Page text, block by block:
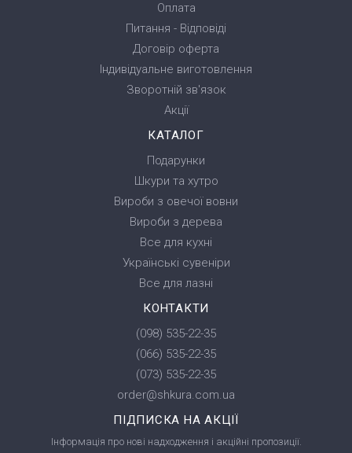
Оплата
Питання - Відповіді
Договір оферта
Індивідуальне виготовлення
Зворотній зв'язок
Акції
КАТАЛОГ
Подарунки
Шкури та хутро
Вироби з овечої вовни
Вироби з дерева
Все для кухні
Українські сувеніри
Все для лазні
КОНТАКТИ
(098) 535-22-35
(066) 535-22-35
(073) 535-22-35
order@shkura.com.ua
ПІДПИСКА НА АКЦІЇ
Інформація про нові надходження і акційні пропозиції.